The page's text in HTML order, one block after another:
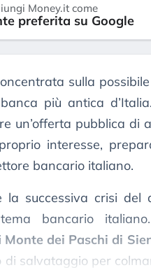
Money.it come
preferita su Google
sulla
più antica d’Italia.
un’offerta pubblica di
interesse,
bancario italiano.
successiva crisi del
bancario
Monte dei Paschi di
salvataggio per
3 agosto 2026